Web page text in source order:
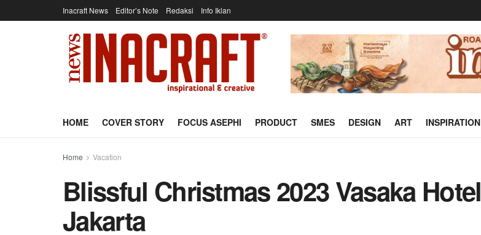
Inacraft News Editor’s Note Redaksi Info Iklan
HOME COVER STORY FOCUS ASEPHI PRODUCT SMES DESIGN ART INSPIRATION
Home Vacation
Blissful Christmas 2023 Vasaka Hotel
Jakarta